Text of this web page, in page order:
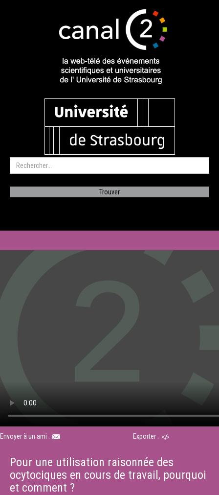
Envoyer à un ami : Exporter :
Pour une utilisation raisonnée des
ocytociques en cours de travail, pourquoi
et comment ?